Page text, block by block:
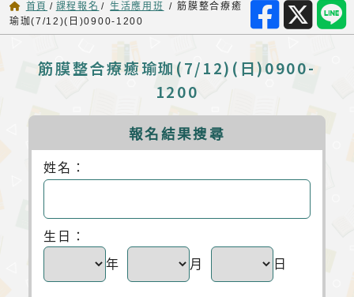
首頁 / 課程報名 / 生活應用班 / 筋膜整合療癒
瑜珈(7/12)(日)0900-1200
筋膜整合療癒瑜珈(7/12)(日)0900-
1200
報名結果搜尋
姓名：
生日：
年 月 日